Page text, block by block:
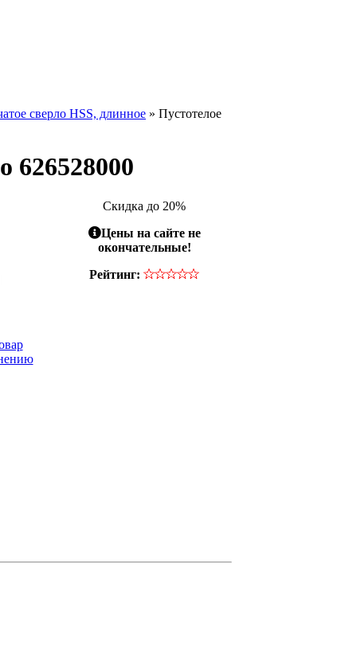
сверло HSS, длинное » Пустотелое
626528000
Скидка до 20%
Цены на сайте не
окончательные!
Рейтинг: